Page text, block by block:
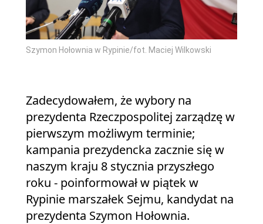
Szymon Hołownia w Rypinie/fot. Maciej Wilkowski
Zadecydowałem, że wybory na
prezydenta Rzeczpospolitej zarządzę w
pierwszym możliwym terminie;
kampania prezydencka zacznie się w
naszym kraju 8 stycznia przyszłego
roku - poinformował w piątek w
Rypinie marszałek Sejmu, kandydat na
prezydenta Szymon Hołownia.